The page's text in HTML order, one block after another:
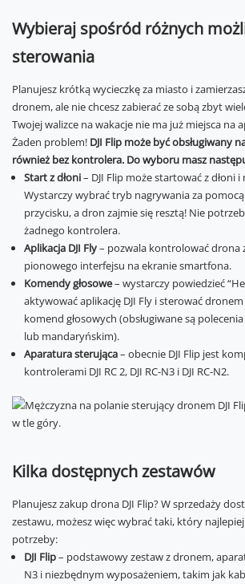
Wybieraj spośród różnych
sterowania
Planujesz krótką wycieczkę za miasto i
dronem, ale nie chcesz zabierać ze sobą zbyt
Twojej walizce na wakacje nie ma już miejsca na
Żaden problem! DJI Flip może być obsługiwany
również bez kontrolera. Do wyboru masz
Start z dłoni– DJI Flip może startować z dłoni
Wystarczy wybrać tryb nagrywania za
przycisku, a dron zajmie się resztą! Nie
żadnego kontrolera.
Aplikacja DJI Fly– pozwala kontrolować drona
pionowego interfejsu na ekranie smartfona.
Komendy głosowe– wystarczy powiedzieć
aktywować aplikację DJI Fly i sterować
komend głosowych (obsługiwane są
lub mandaryńskim).
Aparatura sterująca– obecnie DJI Flip jest
kontrolerami DJI RC 2, DJI RC-N3 i DJI RC-N2.
Kilka dostępnych zestawów
Planujesz zakup drona DJI Flip? W sprzedaży
zestawu, możesz więc wybrać taki, który
potrzeby:
DJI Flip– podstawowy zestaw z dronem,
N3 i niezbędnym wyposażeniem, takim jak